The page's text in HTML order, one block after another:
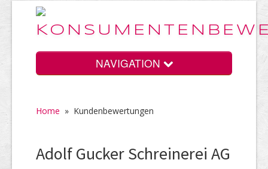
NAVIGATION
Home
Vorteile
Home » Kundenbewertungen
Adolf Gucker Schreinerei AG